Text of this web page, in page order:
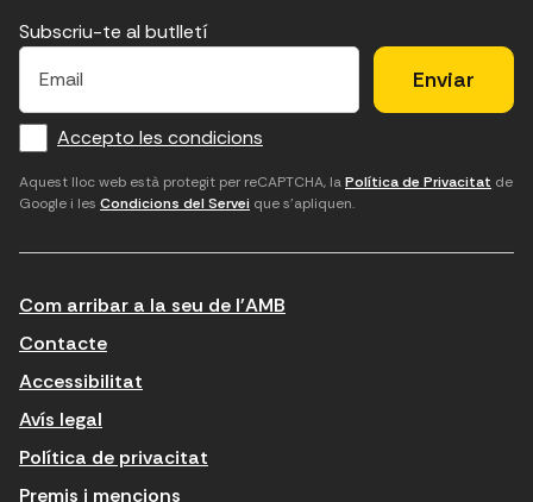
E
f
o
r
m
i
n
t
E
c
a
m
p
r
r
e
H
u
d
'
a
e
p
t
×
Subscriu-te al butlletí
E
a
i
Accepto les condicions
Aquest lloc web està protegit per reCAPTCHA, laPolítica de Privacitat de
Google i les Condicions del Servei que s'apliquen.
Com arribar a la seu de l'AMB
Contacte
Accessibilitat
Avís legal
Política de privacitat
Premis i mencions